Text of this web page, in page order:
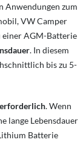
Anwendungen zum
VW Camper
einer AGM-Batterie
. In diesem
bis zu 5-
. Wenn
lange Lebensdauer
Batterie